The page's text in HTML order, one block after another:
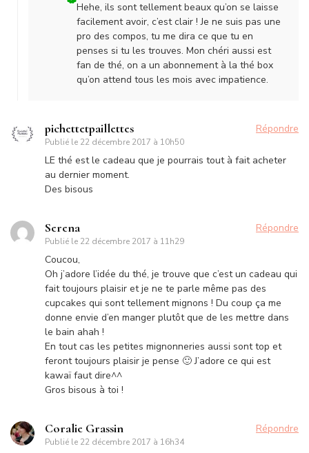
Hehe, ils sont tellement beaux qu’on se laisse
facilement avoir, c’est clair ! Je ne suis pas une
pro des compos, tu me dira ce que tu en
penses si tu les trouves. Mon chéri aussi est
fan de thé, on a un abonnement à la thé box
qu’on attend tous les mois avec impatience.
pichettetpaillettes
Publié le 22 décembre 2017 à 10h50
Répondre
LE thé est le cadeau que je pourrais tout à fait acheter
au dernier moment.
Des bisous
Serena
Publié le 22 décembre 2017 à 11h29
Répondre
Coucou,
Oh j’adore l’idée du thé, je trouve que c’est un cadeau qui
fait toujours plaisir et je ne te parle même pas des
cupcakes qui sont tellement mignons ! Du coup ça me
donne envie d’en manger plutôt que de les mettre dans
le bain ahah !
En tout cas les petites mignonneries aussi sont top et
feront toujours plaisir je pense 🙂 J’adore ce qui est
kawaï faut dire^^
Gros bisous à toi !
Coralie Grassin
Publié le 22 décembre 2017 à 16h34
Répondre